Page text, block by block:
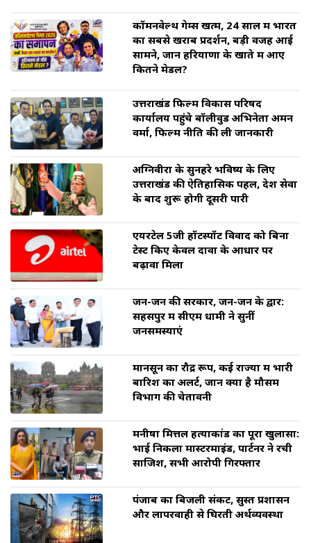
कॉमनवेल्थ गेम्स खत्म, 24 साल में भारत
का सबसे खराब प्रदर्शन, बड़ी वजह आई
सामने, जानें हरियाणा के खाते में आए
कितने मेडल?
उत्तराखंड फिल्म विकास परिषद
कार्यालय पहुंचे बॉलीवुड अभिनेता अमन
वर्मा, फिल्म नीति की ली जानकारी
अग्निवीरों के सुनहरे भविष्य के लिए
उत्तराखंड की ऐतिहासिक पहल, देश सेवा
के बाद शुरू होगी दूसरी पारी
एयरटेल 5जी हॉटस्पॉट विवाद को बिना
टेस्ट किए केवल दावों के आधार पर
बढ़ावा मिला
जन-जन की सरकार, जन-जन के द्वार:
सहसपुर में सीएम धामी ने सुनीं
जनसमस्याएं
मानसून का रौद्र रूप, कई राज्यों में भारी
बारिश का अलर्ट, जानें क्या है मौसम
विभाग की चेतावनी
मनीषा मित्तल हत्याकांड का पूरा खुलासा:
भाई निकला मास्टरमाइंड, पार्टनर ने रची
साजिश, सभी आरोपी गिरफ्तार
पंजाब का बिजली संकट, सुस्त प्रशासन
और लापरवाही से घिरती अर्थव्यवस्था